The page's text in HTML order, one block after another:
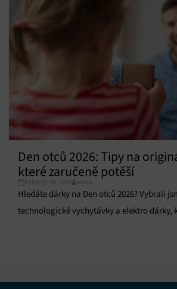
Zajištění bezpečnosti, předcházení a
podvodů a odstraňování chyb, Poskytování a
zobrazování reklamy a obsahu, Ukládání a
voleb ochrany osobních údajů.
Den otců 2026: Tipy na
které zaručeně potěší
Pátek 12. 06. 2026 Ivana
Hledáte dárky na Den otců 2026? Vybrali
technologické vychytávky a elektro dárky,